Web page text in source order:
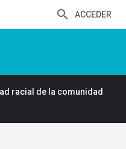
ACCEDER
racial de la comunidad